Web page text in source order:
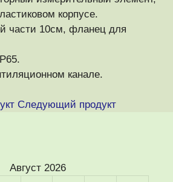
корпусе.
части 10см, фланец для
канале.
Следующий продукт
Август 2026